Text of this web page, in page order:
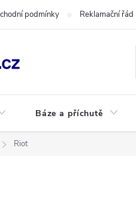
podmínky Reklamační řád
Báze a příchutě
Riot